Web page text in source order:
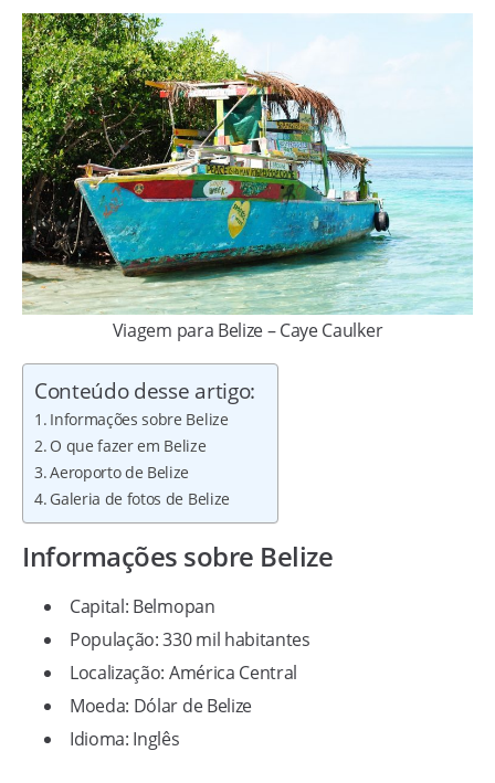
Viagem para Belize – Caye Caulker
Conteúdo desse artigo:
Informações sobre Belize
O que fazer em Belize
Aeroporto de Belize
Galeria de fotos de Belize
Informações sobre Belize
Capital: Belmopan
População: 330 mil habitantes
Localização: América Central
Moeda: Dólar de Belize
Idioma: Inglês